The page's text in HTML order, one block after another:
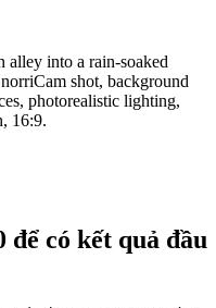
alley into a rain-soaked
shot, background
photorealistic lighting,
16:9.
để có kết quả đầu